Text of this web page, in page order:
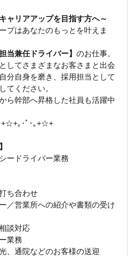
ャリアアップを目指す方へ～
プはあなたのもっとを叶えま
当兼任ドライバー】 のお仕事。
してさまざまなお客さまと出会
分自身を磨き、採用担当として
てください。
ら幹部へ昇格した社員も活躍中
+☆+｡･ﾟ･｡+☆+
ードライバー業務
ち合わせ
／営業所への紹介や書類の受け
談対応
業務
、通院などのお客様の送迎